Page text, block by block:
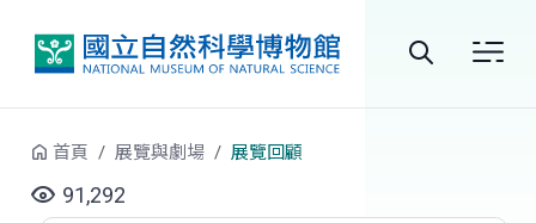
首頁 展覽與劇場 展覽回顧
91,292